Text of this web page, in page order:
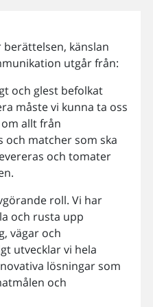
känslan
utgår från:
och glest befolkat
måste vi kunna ta oss
allt från
och matcher som ska
och tomater
roll. Vi har
och rusta upp
vägar och
utvecklar vi hela
lösningar som
och